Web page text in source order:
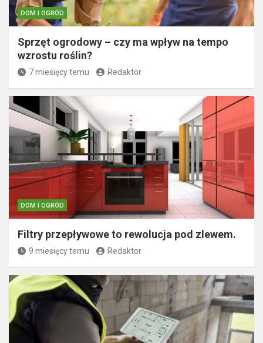
DOM I OGRÓD
Sprzęt ogrodowy – czy ma wpływ na tempo
wzrostu roślin?
7 miesięcy temu Redaktor
DOM I OGRÓD
Filtry przepływowe to rewolucja pod zlewem.
9 miesięcy temu Redaktor